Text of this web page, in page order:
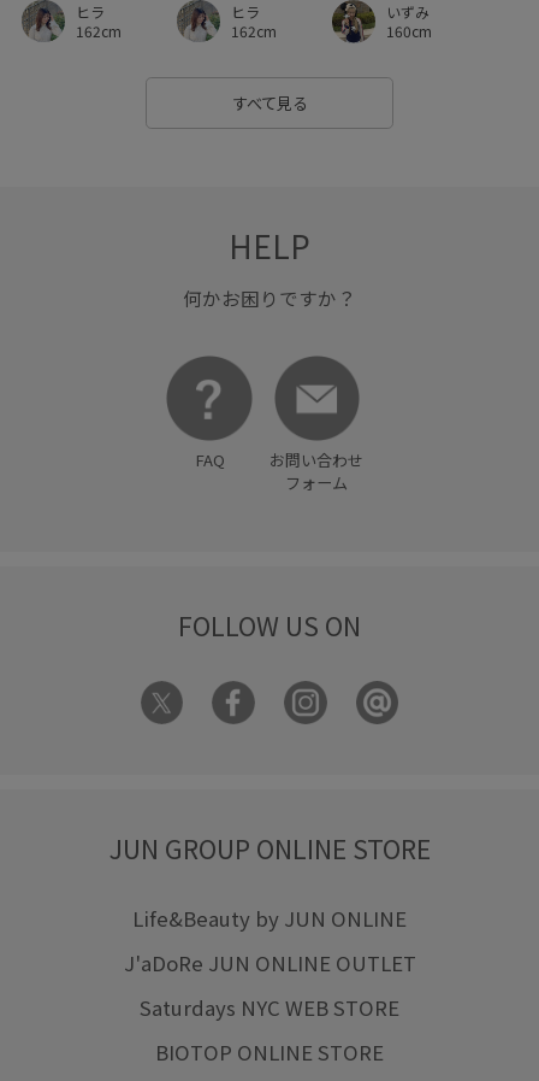
ヒラ
162cm
ヒラ
162cm
いずみ
160cm
すべて見る
HELP
何かお困りですか？
FAQ
お問い合わせ
フォーム
FOLLOW US ON
JUN GROUP ONLINE STORE
Life&Beauty by JUN ONLINE
J'aDoRe JUN ONLINE OUTLET
Saturdays NYC WEB STORE
BIOTOP ONLINE STORE